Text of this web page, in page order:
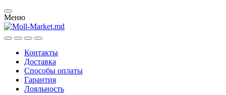
Меню
Контакты
Доставка
Способы оплаты
Гарантия
Лояльность